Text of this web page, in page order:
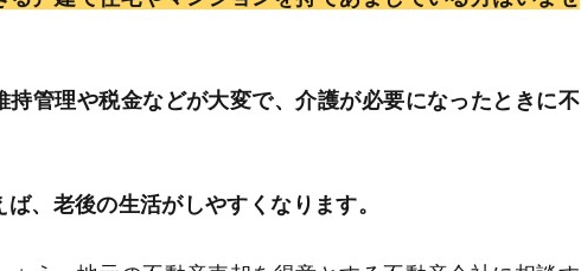
管理や税金などが大変で、介護が必要になったときに不
、老後の生活がしやすくなります。